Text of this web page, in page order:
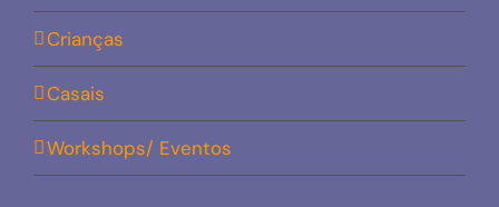
Crianças
Casais
Workshops/ Eventos